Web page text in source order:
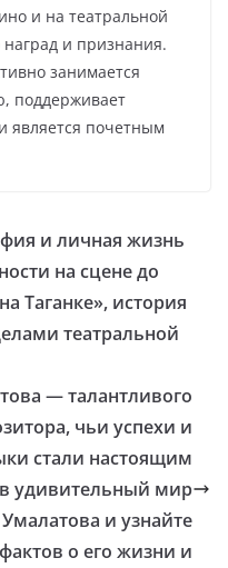
и на театральной
и признания.
занимается
поддерживает
является почетным
и личная жизнь
на сцене до
Таганке», история
театральной
— талантливого
чьи успехи и
стали настоящим
удивительный мир
и узнайте
о его жизни и